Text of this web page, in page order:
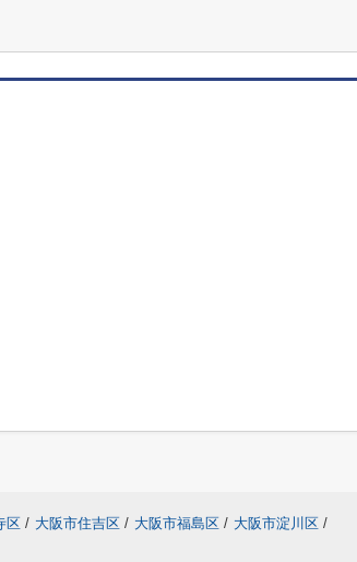
区 / 大阪市住吉区 / 大阪市福島区 / 大阪市淀川区 /